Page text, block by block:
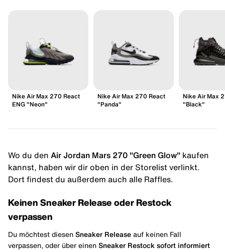
Nike Air Max 270 React
ENG "Neon"
Nike Air Max 270 React
"Panda"
Nike Air Max
"Black"
Wo du den Air Jordan Mars 270 "Green Glow" kaufen
kannst, haben wir dir oben in der Storelist verlinkt.
Dort findest du außerdem auch alle Raffles.
Keinen Sneaker Release oder Restock
verpassen
Du möchtest diesen Sneaker Release auf keinen Fall
verpassen, oder über einen Sneaker Restock sofort informiert